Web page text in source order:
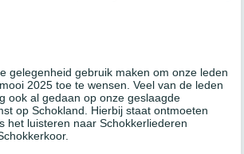
gelegenheid gebruik maken om onze leden
2025 toe te wensen. Veel van de leden
ook al gedaan op onze geslaagde
op Schokland. Hierbij staat ontmoeten
het luisteren naar Schokkerliederen